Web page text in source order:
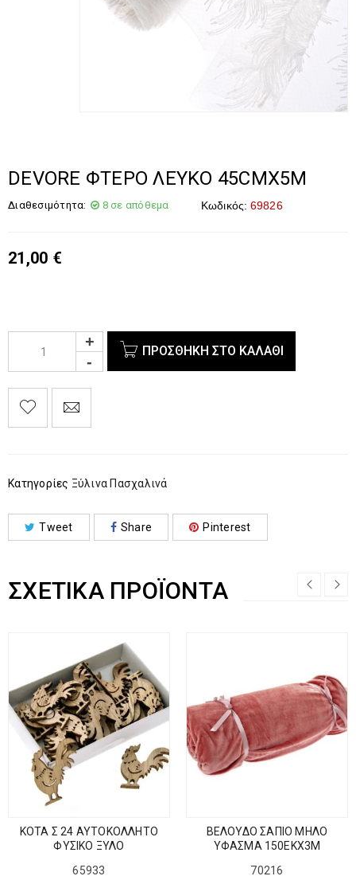
DEVORE ΦΤΕΡΟ ΛΕΥΚΟ 45CMX5M
Διαθεσιμότητα: 8 σε απόθεμα Κωδικός: 69826
21,00 €
ΠΡΟΣΘΉΚΗ ΣΤΟ ΚΑΛΆΘΙ
Κατηγορίες Ξύλινα Πασχαλινά
Tweet Share Pinterest
ΣΧΕΤΙΚΆ ΠΡΟΪΌΝΤΑ
ΚΟΤΑ Σ 24 ΑΥΤΟΚΟΛΛΗΤΟ
ΦΥΣΙΚΟ ΞΥΛΟ
65933
ΒΕΛΟΥΔΟ ΣΑΠΙΟ ΜΗΛΟ
ΥΦΑΣΜΑ 150ΕΚΧ3Μ
70216